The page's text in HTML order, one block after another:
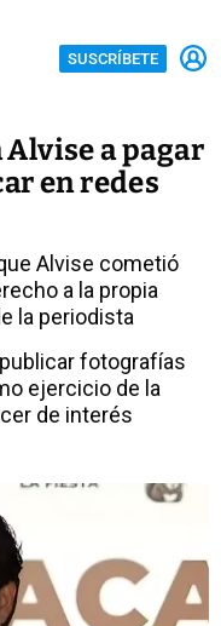
SUSCRÍBETE
Alvise a pagar
en redes
Alvise cometió
a la propia
la periodista
fotografías
ejercicio de la
de interés